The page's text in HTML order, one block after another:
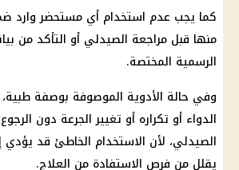
كما يجب عدم استخدام أي مستحضر وارد
منها قبل مراجعة الصيدلي أو التأكد من
الرسمية المختصة.
وفي حالة الأدوية الموصوفة بوصفة
الدواء أو تكراره أو تغيير الجرعة دون
الصيدلي، لأن الاستخدام الخاطئ قد
يقلل من فرص الاستفادة من العلاج.